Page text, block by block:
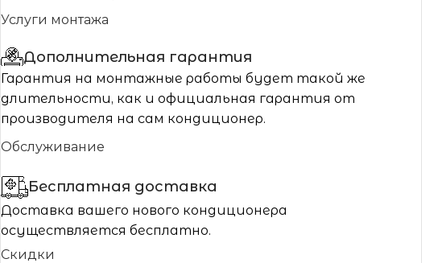
Услуги монтажа
Дополнительная гарантия
Гарантия на монтажные работы будет такой же
длительности, как и официальная гарантия от
производителя на сам кондиционер.
Обслуживание
Бесплатная доставка
Доставка вашего нового кондиционера
осуществляется бесплатно.
Скидки